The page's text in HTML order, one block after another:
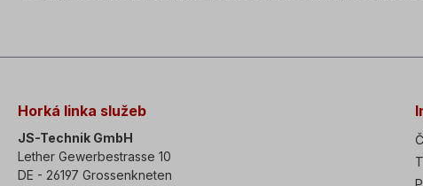
Horká linka služeb
JS-Technik GmbH
Lether Gewerbestrasse 10
DE - 26197 Grossenkneten